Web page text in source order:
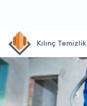
Kılınç Temizlik